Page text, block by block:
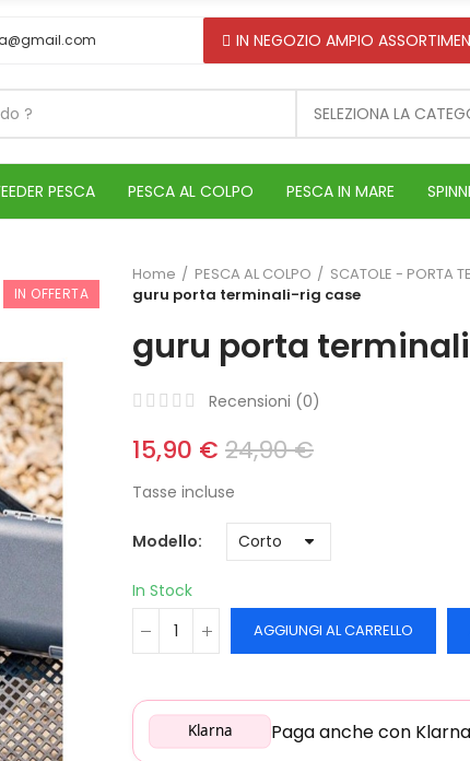
IN NEGOZIO AMPIO
SELEZIONA LA
PESCA PESCA AL COLPO PESCA IN MARE
IN OFFERTA
Home PESCA AL COLPO
SCATOLE - PORTA
guru porta terminali-rig case
guru porta
Recensioni (0)
15,90 € 24,90 €
Tasse incluse
Modello
In Stock
AGGIUNGI AL CARRELLO
Klarna Paga anche con